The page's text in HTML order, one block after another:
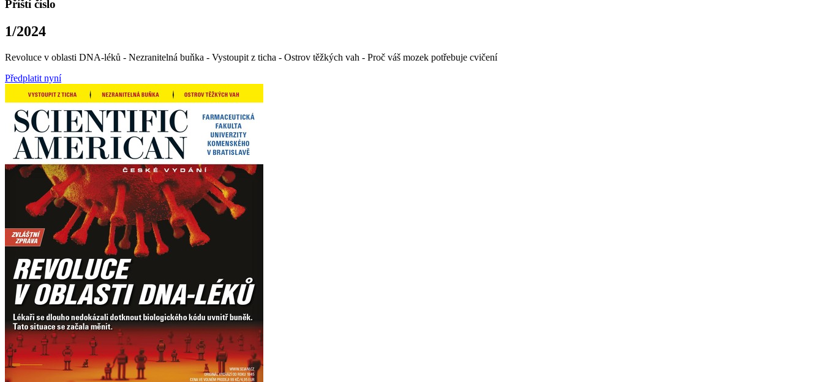
Příští číslo
1/2024
Revoluce v oblasti DNA-léků - Nezranitelná buňka - Vystoupit z ticha - Ostrov těžkých vah - Proč váš mozek potřebuje cvičení
Předplatit nyní